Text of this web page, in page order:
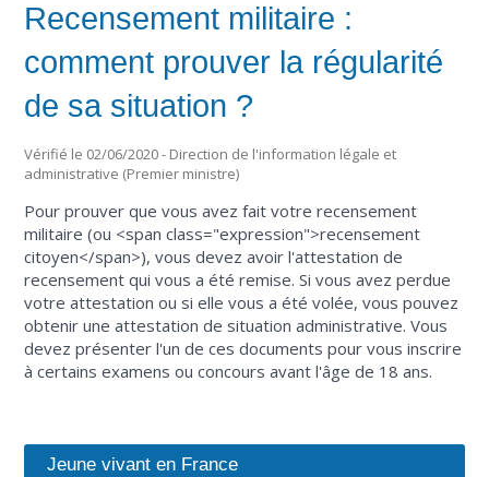
Recensement militaire :
comment prouver la régularité
de sa situation ?
Vérifié le 02/06/2020 - Direction de l'information légale et
administrative (Premier ministre)
Pour prouver que vous avez fait votre recensement
militaire (ou <span class="expression">recensement
citoyen</span>), vous devez avoir l'attestation de
recensement qui vous a été remise. Si vous avez perdue
votre attestation ou si elle vous a été volée, vous pouvez
obtenir une attestation de situation administrative. Vous
devez présenter l'un de ces documents pour vous inscrire
à certains examens ou concours avant l'âge de 18 ans.
Jeune vivant en France